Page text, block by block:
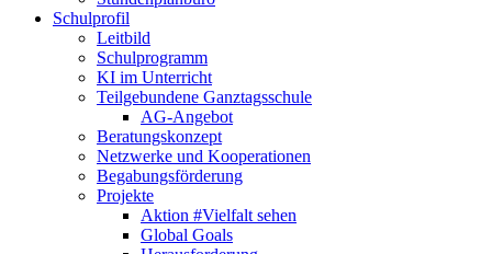
Schulprofil
Leitbild
Schulprogramm
KI im Unterricht
Teilgebundene Ganztagsschule
AG-Angebot
Beratungskonzept
Netzwerke und Kooperationen
Begabungsförderung
Projekte
Aktion #Vielfalt sehen
Global Goals